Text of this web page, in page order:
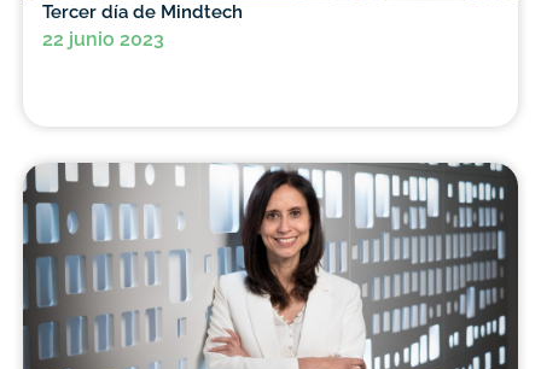
Tercer día de Mindtech
22 junio 2023